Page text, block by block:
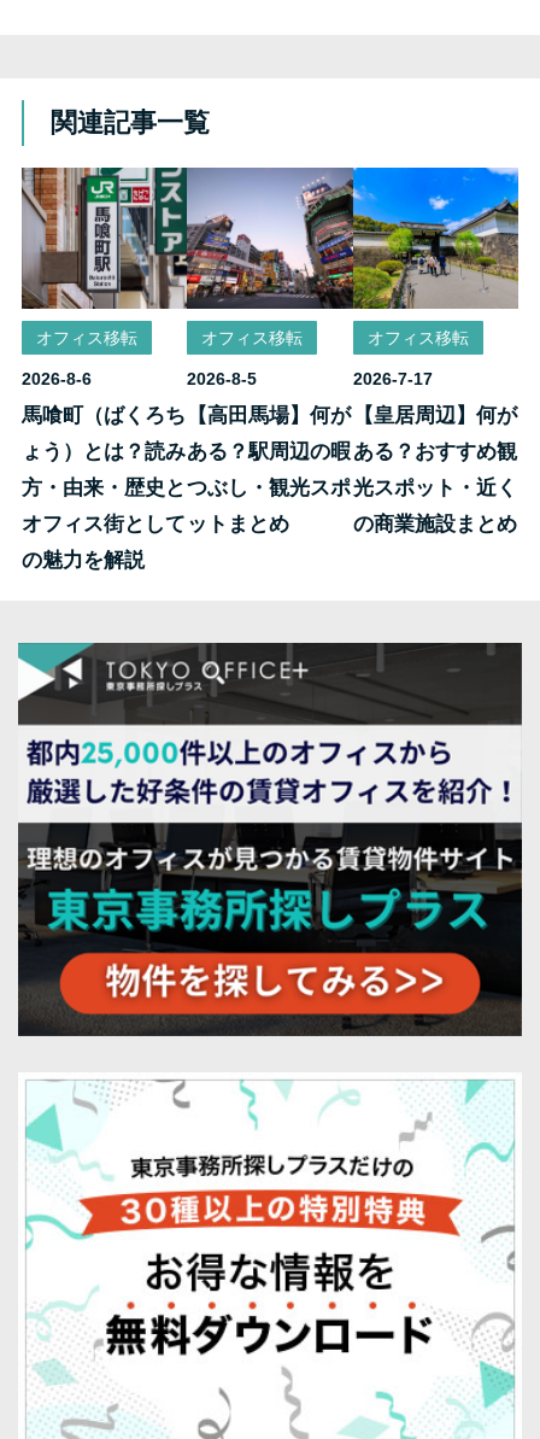
関連記事一覧
オフィス移転
2026-8-6
馬喰町（ばくろち
ょう）とは？読み
方・由来・歴史と
オフィス街として
の魅力を解説
オフィス移転
2026-8-5
【高田馬場】何が
ある？駅周辺の暇
つぶし・観光スポ
ットまとめ
オフィス移転
2026-7-17
【皇居周辺】何が
ある？おすすめ観
光スポット・近く
の商業施設まとめ